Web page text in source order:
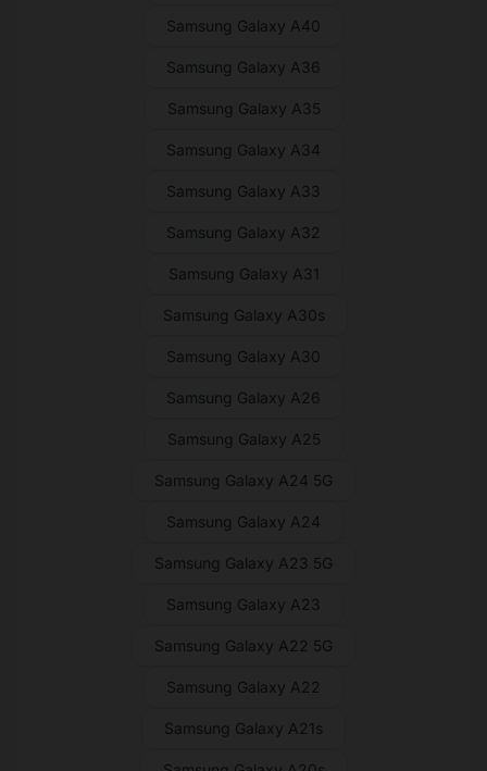
Samsung Galaxy A40
Samsung Galaxy A36
Samsung Galaxy A35
Samsung Galaxy A34
Samsung Galaxy A33
Samsung Galaxy A32
Samsung Galaxy A31
Samsung Galaxy A30s
Samsung Galaxy A30
Samsung Galaxy A26
Samsung Galaxy A25
Samsung Galaxy A24 5G
Samsung Galaxy A24
Samsung Galaxy A23 5G
Samsung Galaxy A23
Samsung Galaxy A22 5G
Samsung Galaxy A22
Samsung Galaxy A21s